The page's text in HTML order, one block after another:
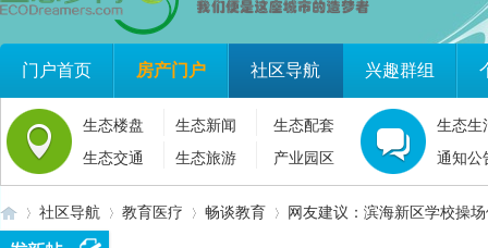
门户首页 房产门户 社区导航 兴趣群组
生态楼盘 生态新闻
生态配套
生态交通
生态旅游 产业园区
生态生
通知公
社区导航 教育医疗 畅谈教育 网友建议：滨海新区学校操